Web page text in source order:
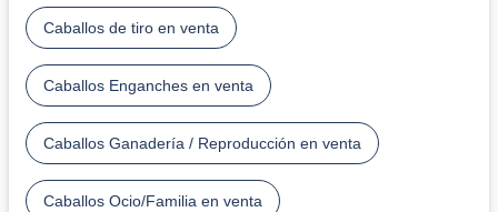
Caballos de tiro en venta
Caballos Enganches en venta
Caballos Ganadería / Reproducción en venta
Caballos Ocio/Familia en venta